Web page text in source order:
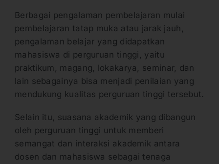
Berbagai pengalaman pembelajaran mulai
pembelajaran tatap muka atau jarak jauh,
pengalaman belajar yang didapatkan
mahasiswa di perguruan tinggi, yaitu
praktikum, magang, lokakarya, seminar, dan
lain sebagainya bisa menjadi penilaian yang
mendukung kualitas perguruan tinggi tersebut.
Selain itu, suasana akademik yang dibangun
oleh perguruan tinggi untuk memberi
semangat dan interaksi akademik antara
dosen dan mahasiswa sebagai tenaga